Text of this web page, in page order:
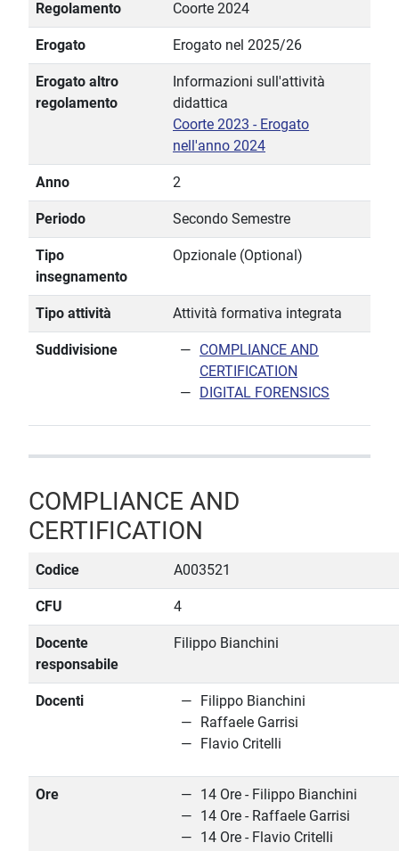
Regolamento Coorte 2024
Erogato Erogato nel 2025/26
Erogato altro
regolamento
Informazioni sull'attività
didattica
Coorte 2023 - Erogato
nell'anno 2024
Anno 2
Periodo Secondo Semestre
Tipo
insegnamento
Opzionale (Optional)
Tipo attività Attività formativa integrata
Suddivisione
COMPLIANCE AND
CERTIFICATION
DIGITAL FORENSICS
COMPLIANCE AND
CERTIFICATION
Codice A003521
CFU 4
Docente
responsabile
Filippo Bianchini
Docenti
Filippo Bianchini
Raffaele Garrisi
Flavio Critelli
Ore
14 Ore - Filippo Bianchini
14 Ore - Raffaele Garrisi
14 Ore - Flavio Critelli